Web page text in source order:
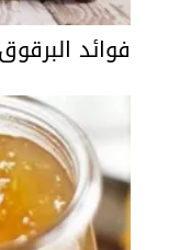
فوائد البرقوق